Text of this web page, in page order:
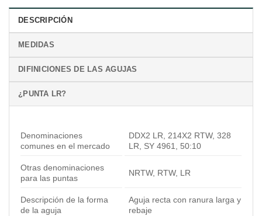
DESCRIPCIÓN
MEDIDAS
DIFINICIONES DE LAS AGUJAS
¿PUNTA LR?
Denominaciones
comunes en el mercado
DDX2 LR, 214X2 RTW, 328
LR, SY 4961, 50:10
Otras denominaciones
para las puntas
NRTW, RTW, LR
Descripción de la forma
de la aguja
Aguja recta con ranura larga y
rebaje